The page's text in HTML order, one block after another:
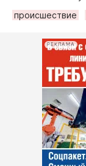
происшествие
РЕКЛАМА